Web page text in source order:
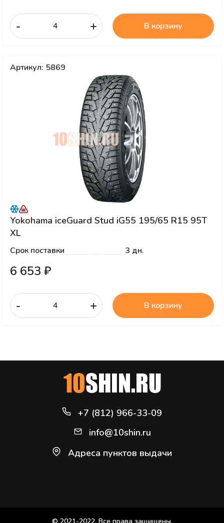
- + В корзину
Артикул: 5869
Yokohama iceGuard Stud iG55 195/65 R15 95T
XL
Срок поставки 3 дн.
6 653 ₽
- + В корзину
+7 (812) 966-33-09
info@10shin.ru
Адреса пунктов выдачи